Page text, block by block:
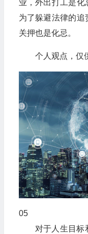
业，外出打工是化
为了躲避法律的
关押也是化忌。‍
个人观点，仅
05
对于人生目标